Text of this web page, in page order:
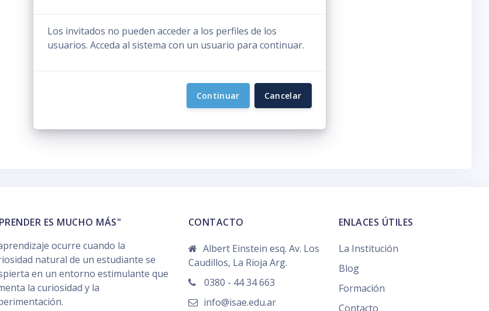
Los invitados no pueden acceder a los perfiles de los
usuarios. Acceda al sistema con un usuario para continuar.
Continuar Cancelar
ES MUCHO MÁS"
ocurre cuando la
natural de un estudiante se
en un entorno estimulante que
la curiosidad y la
CONTACTO
Albert Einstein esq. Av. Los
Caudillos, La Rioja Arg.
0380 - 44 34 663
info@isae.edu.ar
ENLACES ÚTILES
La Institución
Blog
Formación
Contacto